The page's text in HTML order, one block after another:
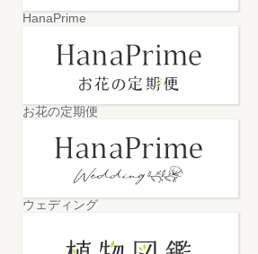
HanaPrime
お花の定期便
ウェディング